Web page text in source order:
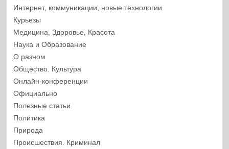
Интернет, коммуникации, новые технологии
Курьезы
Медицина, Здоровье, Красота
Наука и Образование
О разном
Общество. Культура
Онлайн-конференции
Официально
Полезные статьи
Политика
Природа
Происшествия. Криминал